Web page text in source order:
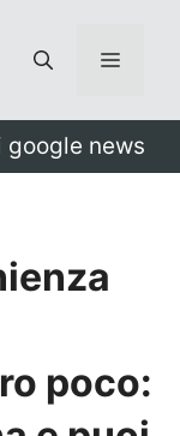
Menu
news
poco: